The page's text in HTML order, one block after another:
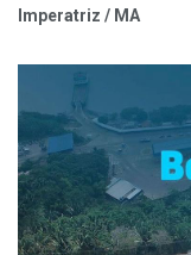
Imperatriz / MA